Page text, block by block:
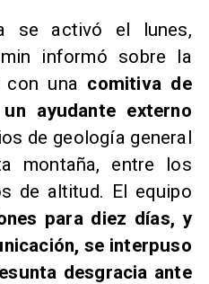
se activó el lunes,
informó sobre la
con una comitiva de
ayudante externo
de geología general
montaña, entre los
de altitud. El equipo
para diez días, y
se interpuso
desgracia ante